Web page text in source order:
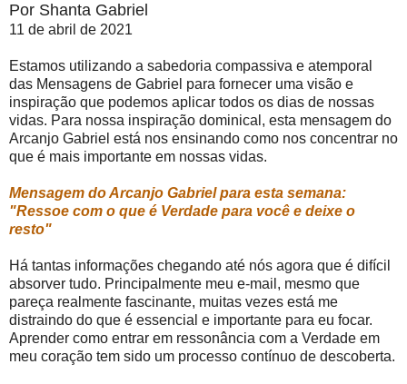
Por Shanta Gabriel
11 de abril de 2021
Estamos utilizando a sabedoria compassiva e atemporal
das Mensagens de Gabriel para fornecer uma visão e
inspiração que podemos aplicar todos os dias de nossas
vidas. Para nossa inspiração dominical, esta mensagem do
Arcanjo Gabriel está nos ensinando como nos concentrar no
que é mais importante em nossas vidas.
Mensagem do Arcanjo Gabriel para esta semana:
"Ressoe com o que é Verdade para você e deixe o
resto"
Há tantas informações chegando até nós agora que é difícil
absorver tudo. Principalmente meu e-mail, mesmo que
pareça realmente fascinante, muitas vezes está me
distraindo do que é essencial e importante para eu focar.
Aprender como entrar em ressonância com a Verdade em
meu coração tem sido um processo contínuo de descoberta.